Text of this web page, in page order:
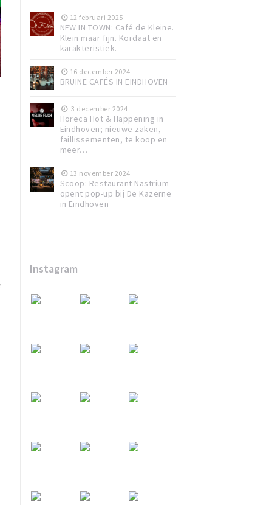
12 februari 2025
NEW IN TOWN: Café de Kleine.
Klein maar fijn. Kordaat en
karakteristiek.
16 december 2024
BRUINE CAFÉS IN EINDHOVEN
3 december 2024
Horeca Hot & Happening in
Eindhoven; nieuwe zaken,
faillissementen, te koop en
meer…
13 november 2024
Scoop: Restaurant Nastrium
opent pop-up bij De Kazerne
in Eindhoven
Instagram